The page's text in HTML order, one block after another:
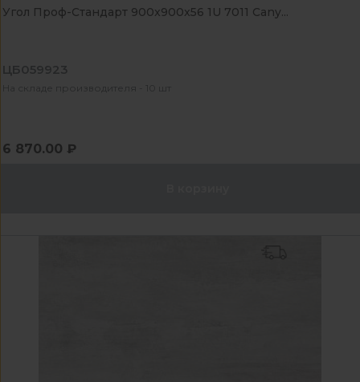
Угол Проф-Стандарт 900x900x56 1U 7011 Cany...
ЦБ059923
На складе производителя - 10 шт
6 870.00 ₽